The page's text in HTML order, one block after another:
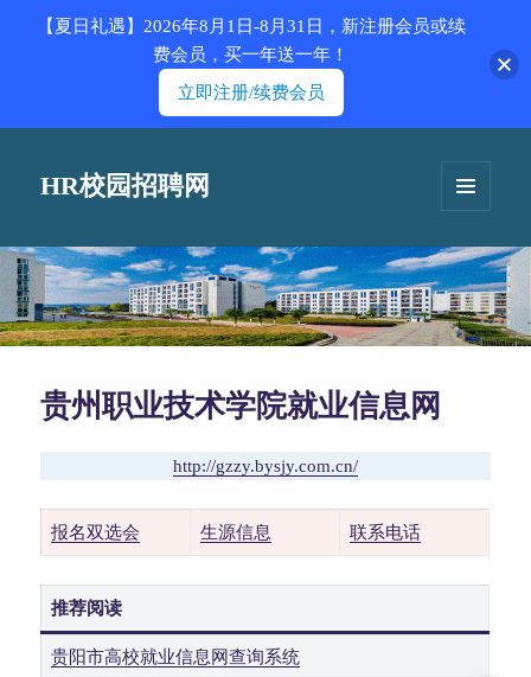
HR校园招聘网
贵州职业技术学院就业信息网
http://gzzy.bysjy.com.cn/
报名双选会 生源信息 联系电话
推荐阅读
贵阳市高校就业信息网查询系统
【夏日礼遇】2026年8月1日-8月31日，新注册会员或续
费会员，买一年送一年！
立即注册/续费会员